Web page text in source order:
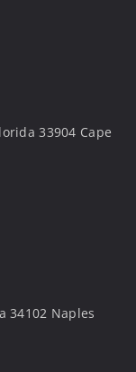
33904 Cape
34102 Naples